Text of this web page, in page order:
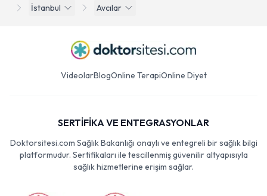
İstanbul
Avcılar
VideolarBlogOnline TerapiOnline Diyet
SERTİFİKA VE ENTEGRASYONLAR
Doktorsitesi.com Sağlık Bakanlığı onaylı ve entegreli bir sağlık bilgi
platformudur. Sertifikaları ile tescillenmiş güvenilir altyapısıyla
sağlık hizmetlerine erişim sağlar.